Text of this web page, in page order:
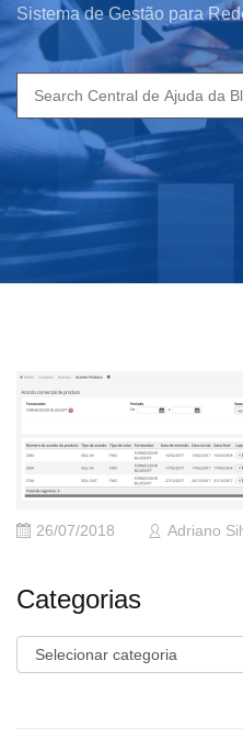
Sistema de Gestão para
Search
for:
26/07/2018 Adriano
Categorias
Categorias